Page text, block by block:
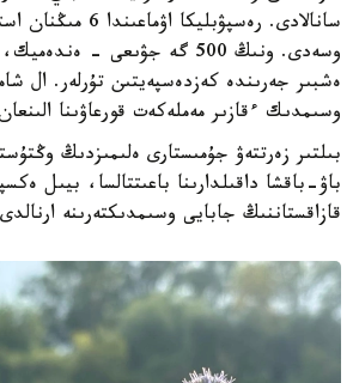
سانالادى.
وسەدى. ونىڭ 500 گە جۋىعى -
وسىمدىك ءقازىر مەملەكەت قورعاۋىنا
بىلتىر زەرتتەۋ جۇمىستارى ەلىمىزدىڭ
باۋ-باقشا داقىلدارىنا باعىتتالسا، بيىل
قازاقستاننىڭ جابايى وسىمدىكتەرىنە